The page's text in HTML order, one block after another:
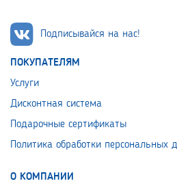
Подписывайся на нас!
ПОКУПАТЕЛЯМ
Услуги
Дисконтная система
Подарочные сертификаты
Политика обработки персональных
О КОМПАНИИ